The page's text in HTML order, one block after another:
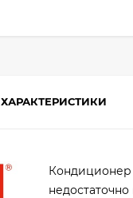
ХАРАКТЕРИСТИКИ
Кондиционер